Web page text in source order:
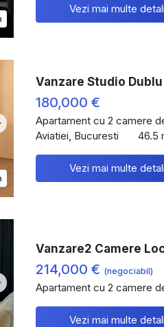
Vezi mai multe
Vanzare Studio
180,000 €
Apartament cu 2 camere
Aviatiei, Bucuresti
46.5
Vezi mai multe
Vanzare2 Camere
214,000 € (negociabil)
Apartament cu 2 camere
Vezi mai multe